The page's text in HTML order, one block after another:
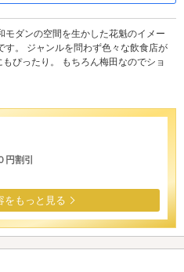
モダンの空間を生かした花魁のイメー
す。 ジャンルを問わず色々な飲食店が
ぴったり。 もちろん梅田なのでショ
円割引
をもっと見る